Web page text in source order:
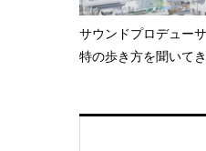
サウンドプロデュー
特の歩き方を聞いてき